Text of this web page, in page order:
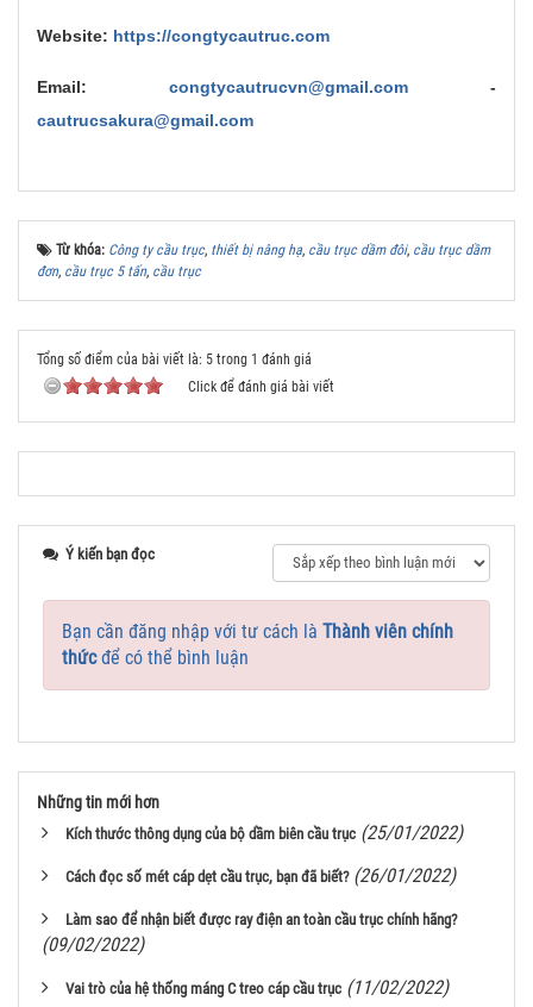
Website: https://congtycautruc.com
Email: congtycautrucvn@gmail.com -
cautrucsakura@gmail.com
Từ khóa: Công ty cầu trục, thiết bị nâng hạ, cầu trục dầm đôi, cầu trục dầm
đơn, cầu trục 5 tấn, cầu trục
Tổng số điểm của bài viết là: 5 trong 1 đánh giá
Click để đánh giá bài viết
Ý kiến bạn đọc
Bạn cần đăng nhập với tư cách là Thành viên chính
thứcđể có thể bình luận
Những tin mới hơn
Kích thước thông dụng của bộ dầm biên cầu trục (25/01/2022)
Cách đọc số mét cáp dẹt cầu trục, bạn đã biết? (26/01/2022)
Làm sao để nhận biết được ray điện an toàn cầu trục chính hãng?
(09/02/2022)
Vai trò của hệ thống máng C treo cáp cầu trục (11/02/2022)